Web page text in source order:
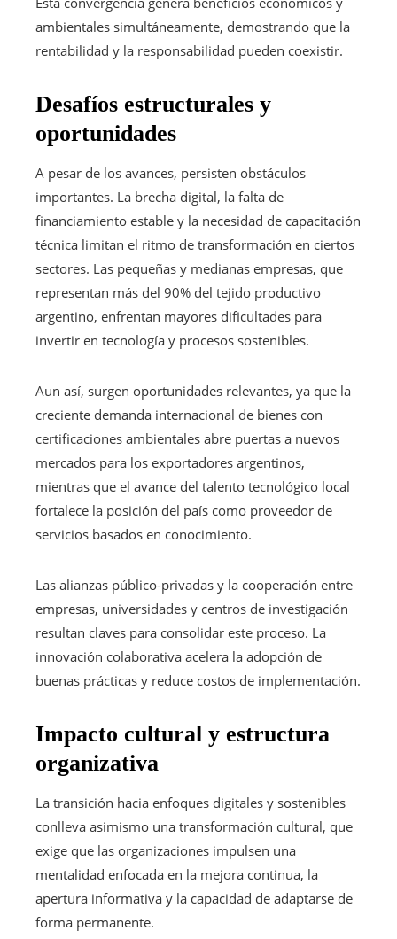
ambientales simultáneamente, demostrando que la
rentabilidad y la responsabilidad pueden coexistir.
Desafíos estructurales y
oportunidades
A pesar de los avances, persisten obstáculos
importantes. La brecha digital, la falta de
financiamiento estable y la necesidad de capacitación
técnica limitan el ritmo de transformación en ciertos
sectores. Las pequeñas y medianas empresas, que
representan más del 90% del tejido productivo
argentino, enfrentan mayores dificultades para
invertir en tecnología y procesos sostenibles.
Aun así, surgen oportunidades relevantes, ya que la
creciente demanda internacional de bienes con
certificaciones ambientales abre puertas a nuevos
mercados para los exportadores argentinos,
mientras que el avance del talento tecnológico local
fortalece la posición del país como proveedor de
servicios basados en conocimiento.
Las alianzas público-privadas y la cooperación entre
empresas, universidades y centros de investigación
resultan claves para consolidar este proceso. La
innovación colaborativa acelera la adopción de
buenas prácticas y reduce costos de implementación.
Impacto cultural y estructura
organizativa
La transición hacia enfoques digitales y sostenibles
conlleva asimismo una transformación cultural, que
exige que las organizaciones impulsen una
mentalidad enfocada en la mejora continua, la
apertura informativa y la capacidad de adaptarse de
forma permanente.